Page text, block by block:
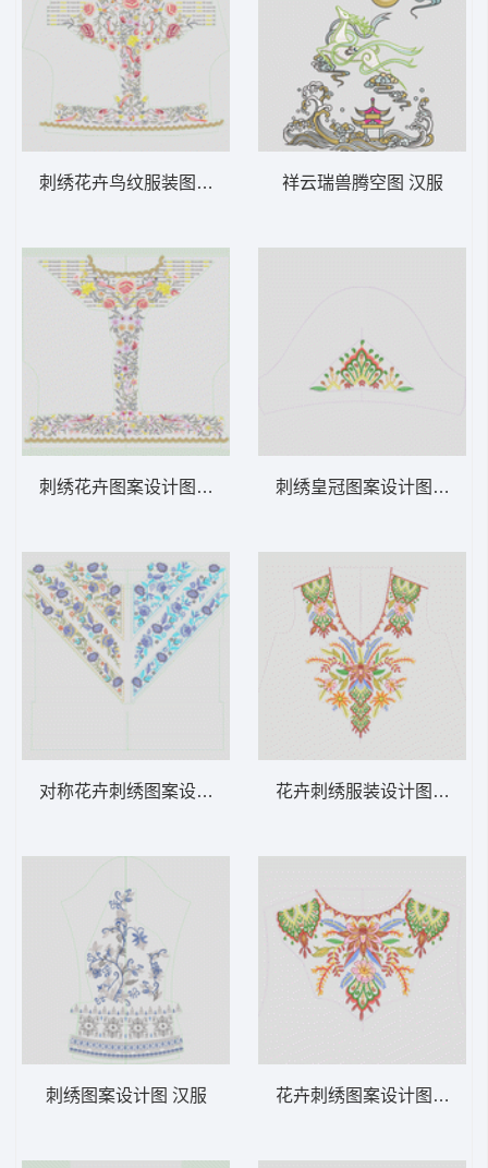
刺绣花卉鸟纹服装图案 汉服
刺绣花卉图案设计图 汉服
对称花卉刺绣图案设计 汉服
刺绣图案设计图 汉服
祥云瑞兽腾空图 汉服
刺绣皇冠图案设计图 汉服
花卉刺绣服装设计图 汉服
花卉刺绣图案设计图 汉服